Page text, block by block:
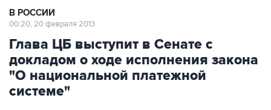
В РОССИИ
00:20, 20 февраля 2013
Глава ЦБ выступит в Сенате с
докладом о ходе исполнения закона
"О национальной платежной
системе"